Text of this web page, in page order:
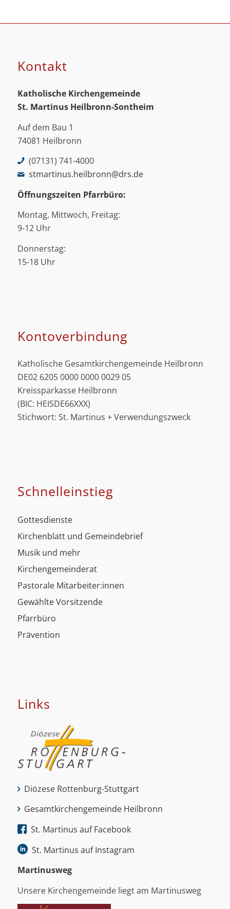
Kontakt
Katholische Kirchengemeinde
St. Martinus Heilbronn-Sontheim
Auf dem Bau 1
74081 Heilbronn
(07131) 741-4000
stmartinus.heilbronn@drs.de
Öffnungszeiten Pfarrbüro:
Montag, Mittwoch, Freitag:
9-12 Uhr
Donnerstag:
15-18 Uhr
Kontoverbindung
Katholische Gesamtkirchengemeinde Heilbronn
DE02 6205 0000 0000 0029 05
Kreissparkasse Heilbronn
(BIC: HEISDE66XXX)
Stichwort: St. Martinus + Verwendungszweck
Schnell­einstieg
Gottesdienste
Kirchenblatt und Gemeindebrief
Musik und mehr
Kirchengemeinderat
Pastorale Mitarbeiter:innen
Gewählte Vorsitzende
Pfarrbüro
Prävention
Links
Diözese Rottenburg-Stuttgart
Gesamtkirchengemeinde Heilbronn
St. Martinus auf Facebook
St. Martinus auf Instagram
Martinus­weg
Unsere Kirchengemeinde liegt am Martinusweg